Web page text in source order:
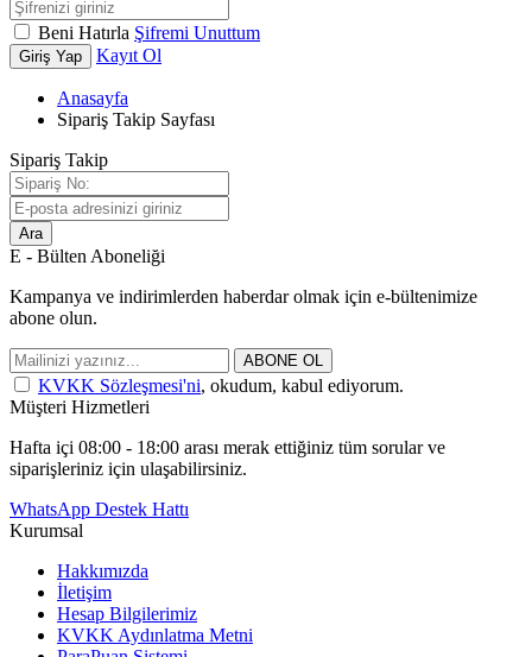
Beni Hatırla Şifremi Unuttum
Giriş Yap Kayıt Ol
Anasayfa
Sipariş Takip Sayfası
Sipariş Takip
Ara
E - Bülten Aboneliği
Kampanya ve indirimlerden haberdar olmak için e-bültenimize
abone olun.
ABONE OL
KVKK Sözleşmesi'ni, okudum, kabul ediyorum.
Müşteri Hizmetleri
Hafta içi 08:00 - 18:00 arası merak ettiğiniz tüm sorular ve
siparişleriniz için ulaşabilirsiniz.
WhatsApp Destek Hattı
Kurumsal
Hakkımızda
İletişim
Hesap Bilgilerimiz
KVKK Aydınlatma Metni